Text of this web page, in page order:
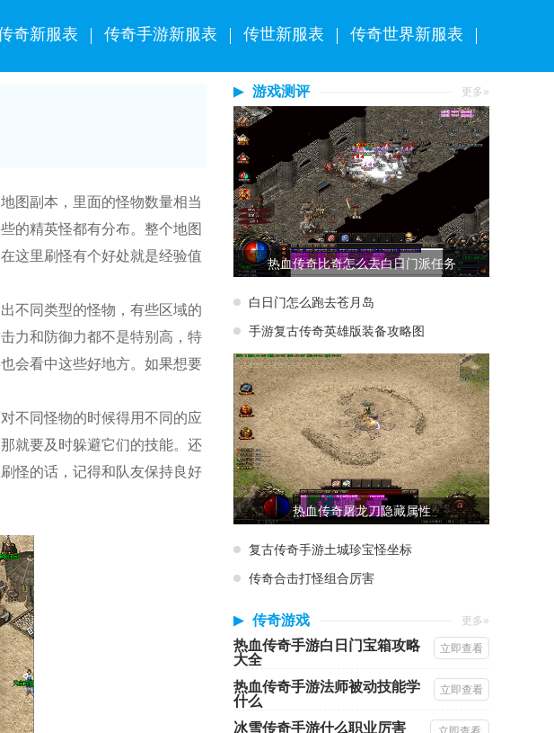
奇新服表 传奇手游新服表 传世新服表 传奇世界新服表
图副本，里面的怪物数量相当
的精英怪都有分布。整个地图
这里刷怪有个好处就是经验值
不同类型的怪物，有些区域的
力和防御力都不是特别高，特
会看中这些好地方。如果想要
不同怪物的时候得用不同的应
就要及时躲避它们的技能。还
怪的话，记得和队友保持良好
游戏测评 更多»
热血传奇比奇怎么去白日门派任务
白日门怎么跑去苍月岛
手游复古传奇英雄版装备攻略图
热血传奇屠龙刀隐藏属性
复古传奇手游土城珍宝怪坐标
传奇合击打怪组合厉害
传奇游戏 更多»
热血传奇手游白日门宝箱攻略
大全
立即查看
热血传奇手游法师被动技能学
什么
立即查看
冰雪传奇手游什么职业厉害